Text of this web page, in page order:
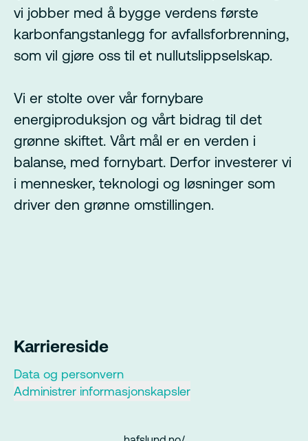
vi jobber med å bygge verdens første
karbonfangstanlegg for avfallsforbrenning,
som vil gjøre oss til et nullutslippselskap.
Vi er stolte over vår fornybare
energiproduksjon og vårt bidrag til det
grønne skiftet. Vårt mål er en verden i
balanse, med fornybart. Derfor investerer vi
i mennesker, teknologi og løsninger som
driver den grønne omstillingen.
Karriereside
Data og personvern
Administrer informasjonskapsler